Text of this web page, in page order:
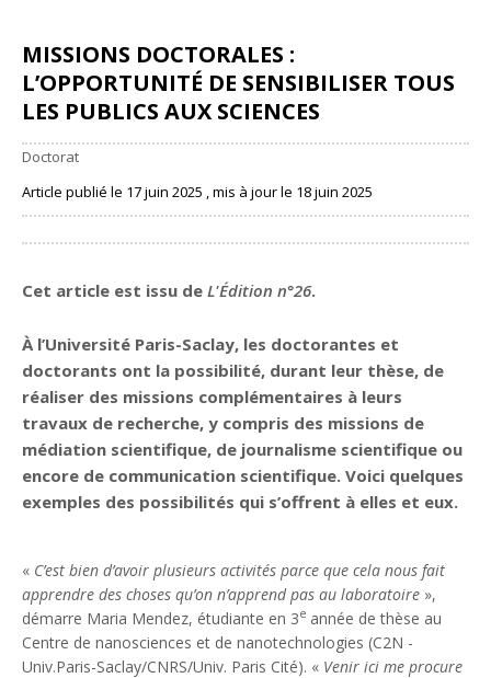
MISSIONS DOCTORALES :
L’OPPORTUNITÉ DE SENSIBILISER TOUS
LES PUBLICS AUX SCIENCES
Doctorat
Article publié le 17 juin 2025 , mis à jour le 18 juin 2025
Cet article est issu de L'Édition n°26.
À l’Université Paris-Saclay, les doctorantes et
doctorants ont la possibilité, durant leur thèse, de
réaliser des missions complémentaires à leurs
travaux de recherche, y compris des missions de
médiation scientifique, de journalisme scientifique ou
encore de communication scientifique. Voici quelques
exemples des possibilités qui s’offrent à elles et eux.
« C’est bien d’avoir plusieurs activités parce que cela nous fait
apprendre des choses qu’on n’apprend pas au laboratoire »,
démarre Maria Mendez, étudiante en 3e année de thèse au
Centre de nanosciences et de nanotechnologies (C2N -
Univ.Paris-Saclay/CNRS/Univ. Paris Cité). « Venir ici me procure